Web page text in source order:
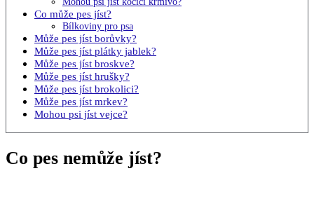
Co může pes jíst?
Bílkoviny pro psa
Může pes jíst borůvky?
Může pes jíst plátky jablek?
Může pes jíst broskve?
Může pes jíst hrušky?
Může pes jíst brokolici?
Může pes jíst mrkev?
Mohou psi jíst vejce?
Co pes nemůže jíst?